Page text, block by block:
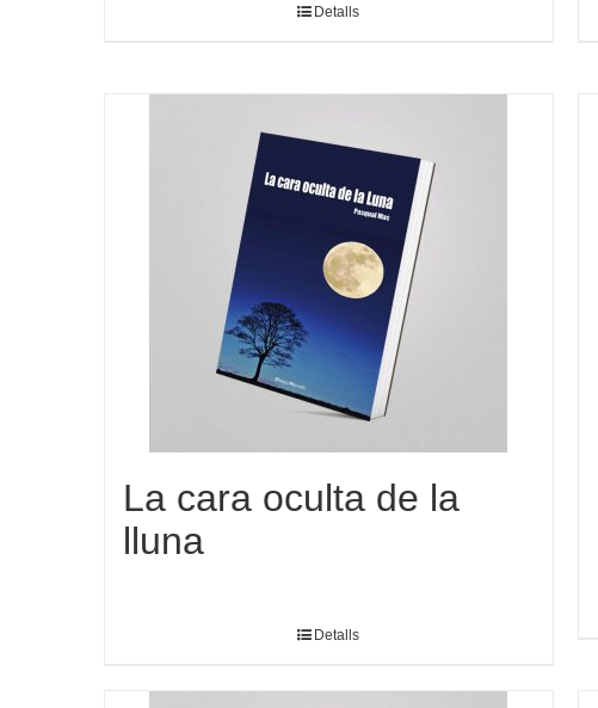
Detalls
La cara oculta de la
lluna
Detalls